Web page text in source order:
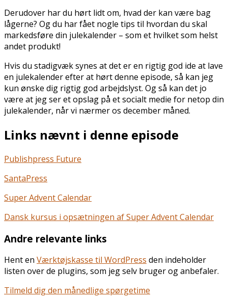
Derudover har du hørt lidt om, hvad der kan være bag
lågerne? Og du har fået nogle tips til hvordan du skal
markedsføre din julekalender – som et hvilket som helst
andet produkt!
Hvis du stadigvæk synes at det er en rigtig god ide at lave
en julekalender efter at hørt denne episode, så kan jeg
kun ønske dig rigtig god arbejdslyst. Og så kan det jo
være at jeg ser et opslag på et socialt medie for netop din
julekalender, når vi nærmer os december måned.
Links nævnt i denne episode
Publishpress Future
SantaPress
Super Advent Calendar
Dansk kursus i opsætningen af Super Advent Calendar
Andre relevante links
Hent en Værktøjskasse til WordPress den indeholder
listen over de plugins, som jeg selv bruger og anbefaler.
Tilmeld dig den månedlige spørgetime